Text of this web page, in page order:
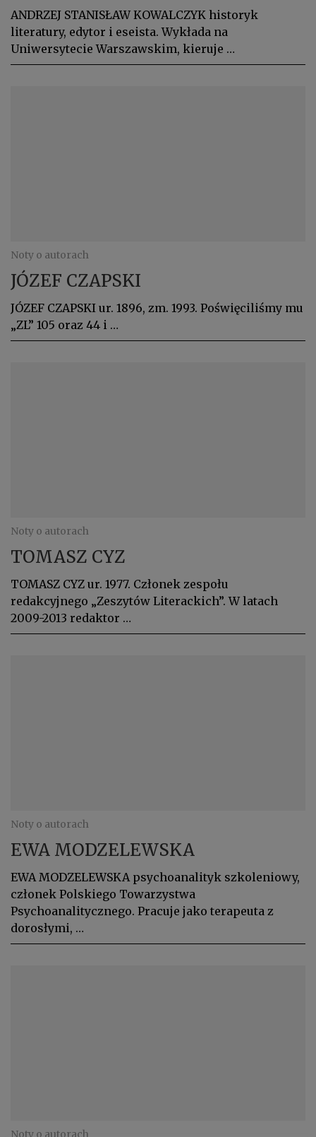
ANDRZEJ STANISŁAW KOWALCZYK historyk
literatury, edytor i eseista. Wykłada na
Uniwersytecie Warszawskim, kieruje …
Noty o autorach
JÓZEF CZAPSKI
JÓZEF CZAPSKI ur. 1896, zm. 1993. Poświęciliśmy mu
„ZL” 105 oraz 44 i …
Noty o autorach
TOMASZ CYZ
TOMASZ CYZ ur. 1977. Członek zespołu
redakcyjnego „Zeszytów Literackich”. W latach
2009-2013 redaktor …
Noty o autorach
EWA MODZELEWSKA
EWA MODZELEWSKA psychoanalityk szkoleniowy,
członek Polskiego Towarzystwa
Psychoanalitycznego. Pracuje jako terapeuta z
dorosłymi, …
Noty o autorach